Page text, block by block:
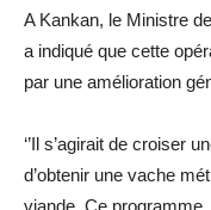
A Kankan, le Ministre
a indiqué que cette
par une amélioration
‘’Il s’agirait de croiser
d’obtenir une vache